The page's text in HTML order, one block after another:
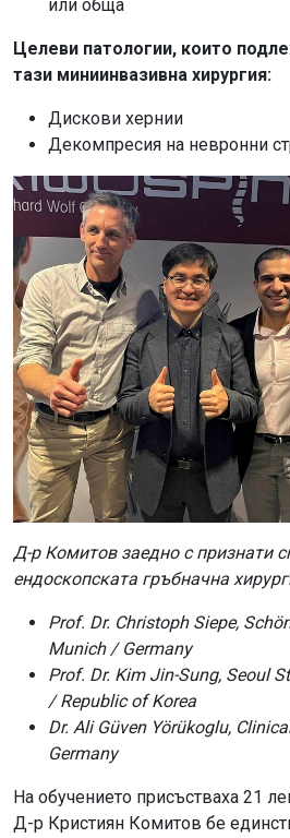
или обща
Целеви патологии, които
тази миниинвазивна хирургия:
Дискови хернии
Декомпресия на невронни
Д-р Комитов заедно с признати
ендоскопската гръбначна
Prof. Dr. Christoph Siepe,
Munich / Germany
Prof. Dr. Kim Jin-Sung, Seoul
/ Republic of Korea
Dr. Ali Güven Yörükoglu,
Germany
На обучението присъстваха 21
Д-р Кристиян Комитов бе